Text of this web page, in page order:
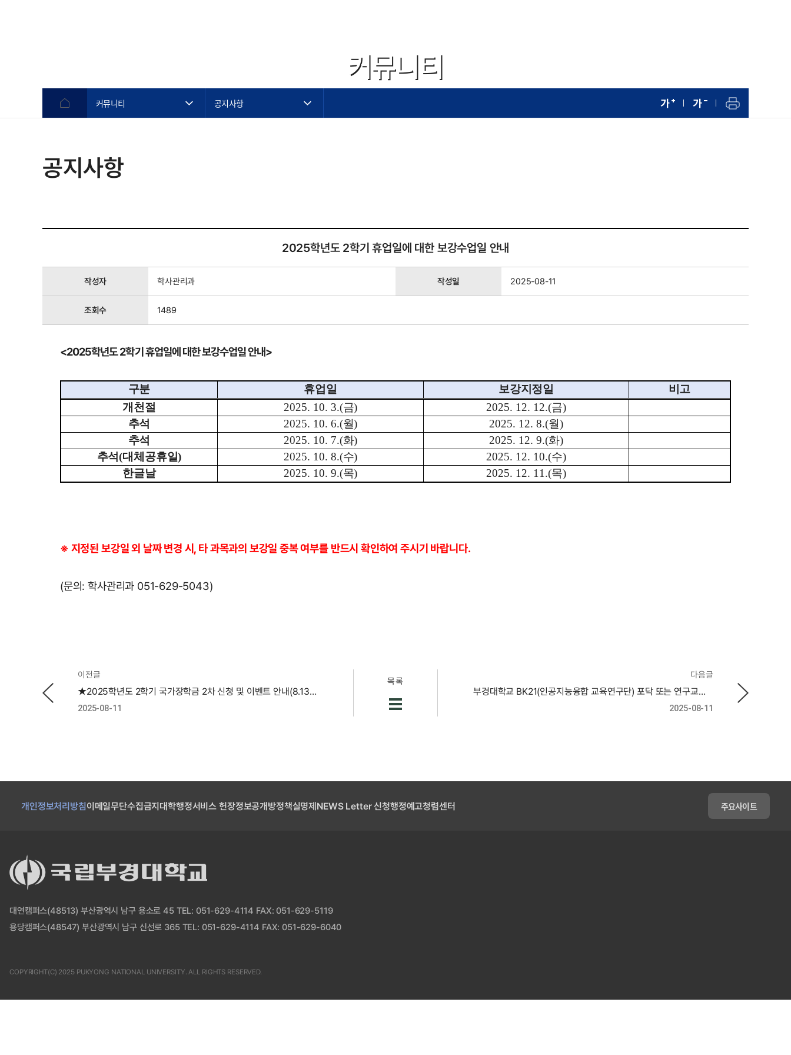
커뮤니티
커뮤니티 공지사항
공지사항
2025학년도 2학기 휴업일에 대한 보강수업일 안내
작성자 학사관리과 작성일 2025-08-11
조회수 1489
<2025학년도 2학기 휴업일에 대한 보강수업일 안내>
구분 휴업일 보강지정일
비고
개천절
2025. 10. 3.(금) 2025. 12. 12.(금)
추석
2025. 10. 6.(월) 2025. 12. 8.(월)
추석
2025. 10. 7.(화) 2025. 12. 9.(화)
추석(대체공휴일) 2025. 10. 8.(수) 2025. 12. 10.(수)
한글날
2025. 10. 9.(목) 2025. 12. 11.(목)
※ 지정된 보강일 외 날짜 변경 시, 타 과목과의 보강일 중복 여부를 반드시 확인하여 주시기 바랍니다.
(문의: 학사관리과 051-629-5043)
이전글
★2025학년도 2학기 국가장학금 2차 신청 및 이벤트 안내(8.13.~9.10. 18시까지)★
2025-08-11
목록
다음글
부경대학교 BK21(인공지능융합 교육연구단) 포닥 또는 연구교수 초빙 공고
2025-08-11
개인정보처리방침이메일무단수집금지대학행정서비스 헌장정보공개방정책실명제NEWS Letter 신청행정예고청렴센터 주요사이트
대연캠퍼스(48513) 부산광역시 남구 용소로 45 TEL: 051-629-4114 FAX: 051-629-5119
용당캠퍼스(48547) 부산광역시 남구 신선로 365 TEL: 051-629-4114 FAX: 051-629-6040
COPYRIGHT(C) 2025 PUKYONG NATIONAL UNIVERSITY. ALL RIGHTS RESERVED.